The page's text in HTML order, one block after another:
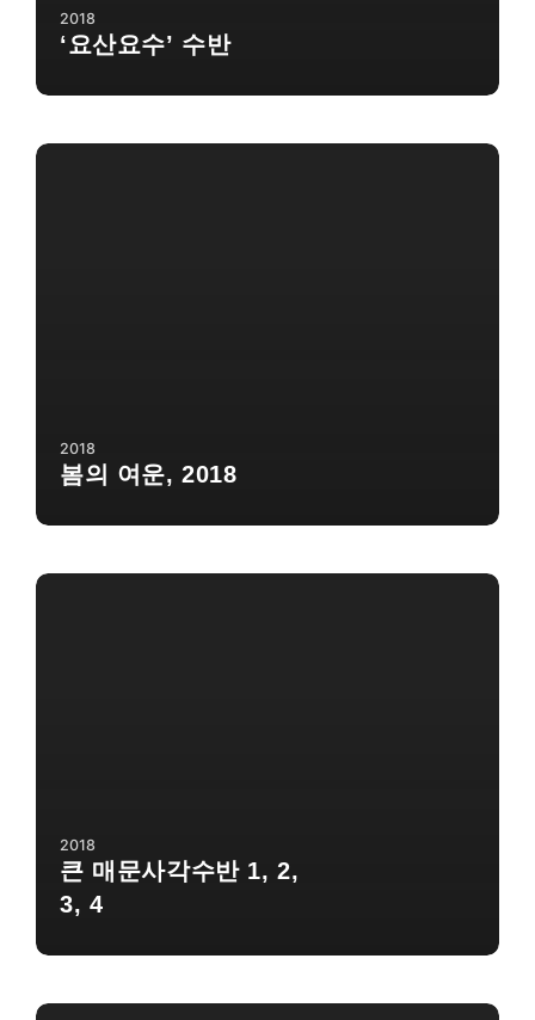
2018
‘요산요수’ 수반
2018
봄의 여운, 2018
2018
큰 매문사각수반 1, 2,
3, 4